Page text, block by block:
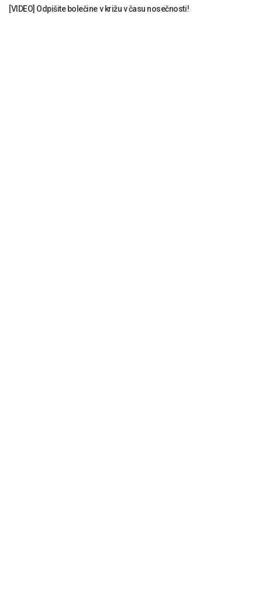
[VIDEO] Odpišite bolečine v križu v času nosečnosti!